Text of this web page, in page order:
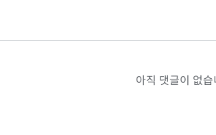
아직 댓글이 없습